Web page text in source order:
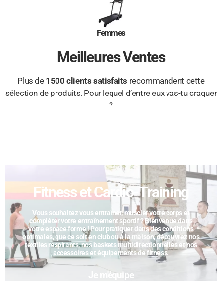
Femmes
Meilleures Ventes
Plus de 1500 clients satisfaits recommandent cette
sélection de produits. Pour lequel d’entre eux vas-tu craquer
?
Fitness et Cardio-Training​
Vous souhaitez vous entraîner, muscler votre corps et
compléter votre entraînement sportif ? Bienvenue dans
votre espace forme ! Pour pratiquer dans des conditions
optimales, que ce soit en club ou à la maison, découvrez nos
textiles respirants, nos baskets multidirectionnelles et nos
accessoires et équipements de fitness.
Je m'équipe